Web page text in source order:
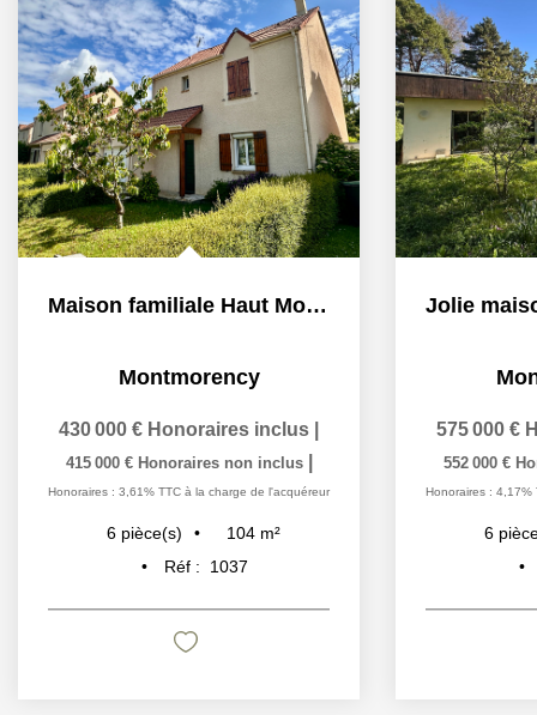
Maison familiale Haut Montmorency dans voie privée
Montmorency
430 000 € Honoraires inclus
415 000 € Honoraires non inclus
Honoraires : 3,61% TTC à la charge de l'acquéreur
6 pièce(s) 104 m²
Réf :
1037
575 000 €
552 000 €
Honoraires : 4,17%
6